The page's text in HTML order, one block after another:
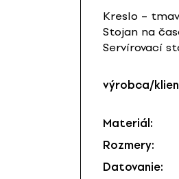
Kreslo –
Stojan na
Servírovací
výrobca/
Materiál:
Rozmery:
Datovanie: